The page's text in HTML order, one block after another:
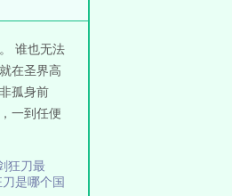
谁也无法
在圣界高
孤身前
一到任便
狂刀最
是哪个国